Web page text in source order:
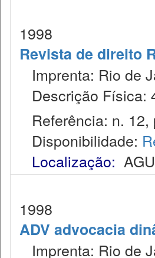
1998
Revista de direito
Imprenta: Rio de
Descrição Física:
Referência: n. 12,
Disponibilidade:
Localização: AGU
1998
ADV advocacia
Imprenta: Rio de